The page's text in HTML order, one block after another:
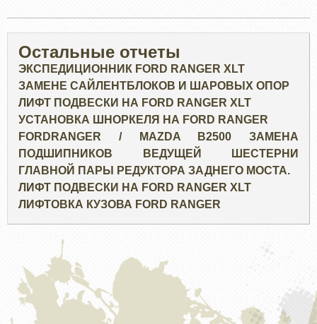
Остальные отчеты
ЭКСПЕДИЦИОННИК FORD RANGER XLT
ЗАМЕНЕ САЙЛЕНТБЛОКОВ И ШАРОВЫХ ОПОР
ЛИФТ ПОДВЕСКИ НА FORD RANGER XLT
УСТАНОВКА ШНОРКЕЛЯ НА FORD RANGER
FORDRANGER / MAZDA B2500 ЗАМЕНА
ПОДШИПНИКОВ ВЕДУЩЕЙ ШЕСТЕРНИ
ГЛАВНОЙ ПАРЫ РЕДУКТОРА ЗАДНЕГО МОСТА.
ЛИФТ ПОДВЕСКИ НА FORD RANGER XLT
ЛИФТОВКА КУЗОВА FORD RANGER